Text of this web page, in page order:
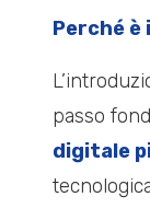
Perché
passo
digitale